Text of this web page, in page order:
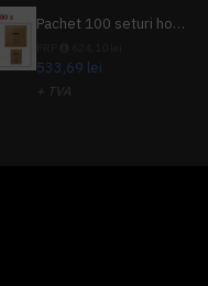
Pachet 100 seturi hoteliere, set dentar, set barbierit, casca de dus, pila unghii, set cusut
533,69 lei
+ TVA